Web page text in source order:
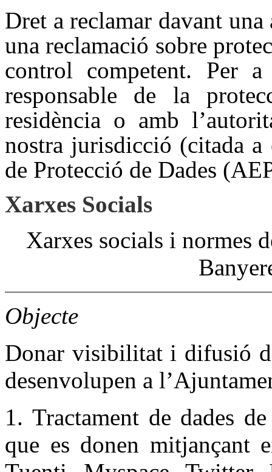
Dret a reclamar davant
una reclamació sobre
control competent. Per
responsable de la
residència o amb
nostra jurisdicció (citada
de Protecció de Dades
Xarxes Socials
Xarxes socials i normes
Objecte
Donar visibilitat i difusió
desenvolupen a
1. Tractament de dades
que es donen mitjançant